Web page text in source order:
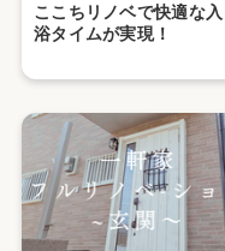
ここちリノベで快適な入
浴タイムが実現！